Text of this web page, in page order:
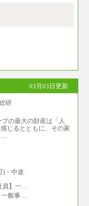
円
て変動があります
円
はございません
03月03日更新
プの最大の財産は「人
じるとともに、その家
…
)・中途
員】一…
一般事…